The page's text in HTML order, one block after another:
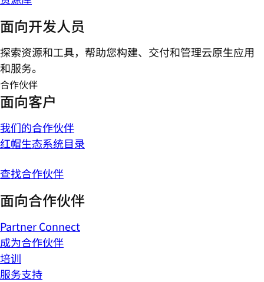
面向开发人员
探索资源和工具，帮助您构建、交付和管理云原生应用
和服务。
合作伙伴
面向客户
我们的合作伙伴
红帽生态系统目录
查找合作伙伴
面向合作伙伴
Partner Connect
成为合作伙伴
培训
服务支持